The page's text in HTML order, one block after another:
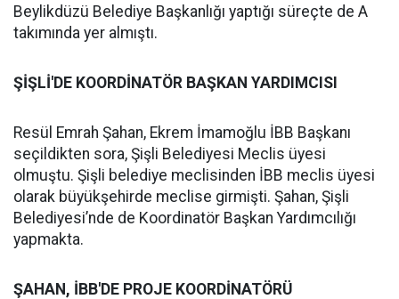
Beylikdüzü Belediye Başkanlığı yaptığı süreçte de A
takımında yer almıştı.
ŞİŞLİ'DE KOORDİNATÖR BAŞKAN YARDIMCISI
Resül Emrah Şahan, Ekrem İmamoğlu İBB Başkanı
seçildikten sora, Şişli Belediyesi Meclis üyesi
olmuştu. Şişli belediye meclisinden İBB meclis üyesi
olarak büyükşehirde meclise girmişti. Şahan, Şişli
Belediyesi’nde de Koordinatör Başkan Yardımcılığı
yapmakta.
ŞAHAN, İBB'DE PROJE KOORDİNATÖRÜ